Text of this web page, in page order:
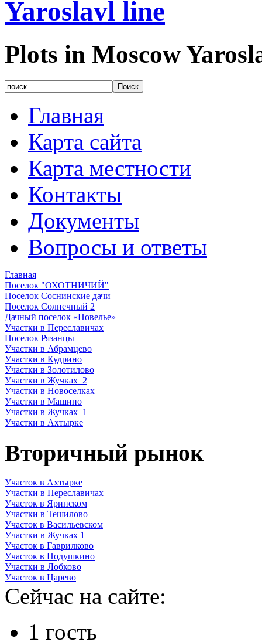
Plots in Moscow
Главная
Карта сайта
Карта местности
Контакты
Документы
Вопросы и ответы
Главная
Поселок "ОХОТНИЧИЙ"
Поселок Соснинские дачи
Поселок Солнечный 2
Дачный поселок «Повелье»
Участки в Переславичах
Поселок Рязанцы
Участки в Абрамцево
Участки в Кудрино
Участки в Золотилово
Участки в Жучках_2
Участки в Новоселках
Участки в Машино
Участки в Жучках_1
Участки в Ахтырке
Вторичный рынок
Участок в Ахтырке
Участки в Переславичах
Участок в Яринском
Участки в Тешилово
Участок в Васильевском
Участки в Жучках 1
Участок в Гаврилково
Участок в Подушкино
Участки в Лобково
Участок в Царево
Сейчас на сайте:
1 гость